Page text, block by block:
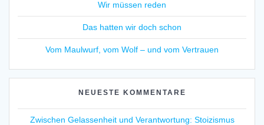
Wir müssen reden
Das hatten wir doch schon
Vom Maulwurf, vom Wolf – und vom Vertrauen
NEUESTE KOMMENTARE
Zwischen Gelassenheit und Verantwortung: Stoizismus